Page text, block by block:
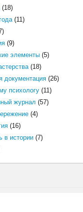
(18)
(11)
(9)
элементы(5)
(18)
документация(26)
психологу(11)
журнал (57)
(4)
(16)
в истории(7)